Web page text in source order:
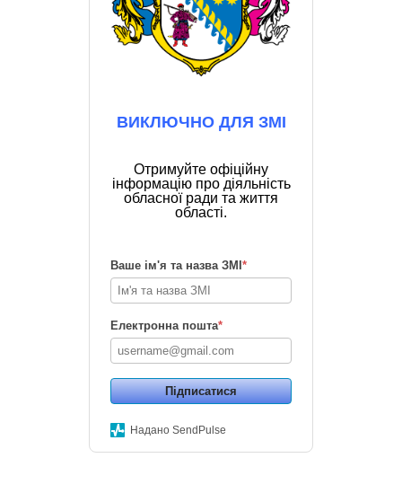
ВИКЛЮЧНО ДЛЯ ЗМІ
Отримуйте офіційну
інформацію про діяльність
обласної ради та життя
області.
Ваше ім'я та назва ЗМІ *
Електронна пошта*
Підписатися
Надано SendPulse